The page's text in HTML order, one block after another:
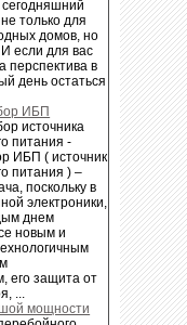
сегодняшний
только для
домов, но
если для вас
перспектива в
день остаться
ИБП
источника
питания -
ИБП ( источник
питания ) –
поскольку в
электроники,
днем
новым и
его защита от
...
мощности